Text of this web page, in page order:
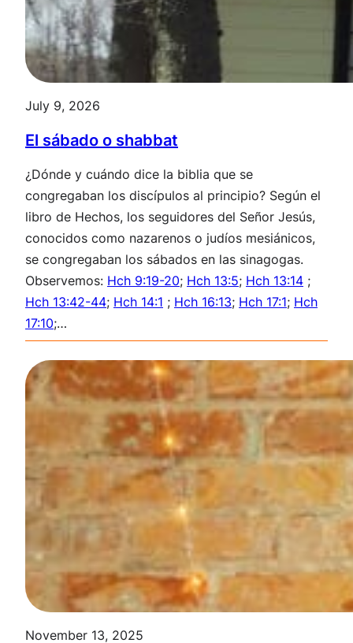
July 9, 2026
El sábado o shabbat
¿Dónde y cuándo dice la biblia que se
congregaban los discípulos al principio? Según el
libro de Hechos, los seguidores del Señor Jesús,
conocidos como nazarenos o judíos mesiánicos,
se congregaban los sábados en las sinagogas.
Observemos: Hch 9:19-20; Hch 13:5; Hch 13:14 ;
Hch 13:42-44; Hch 14:1 ; Hch 16:13; Hch 17:1; Hch
17:10;…
November 13, 2025